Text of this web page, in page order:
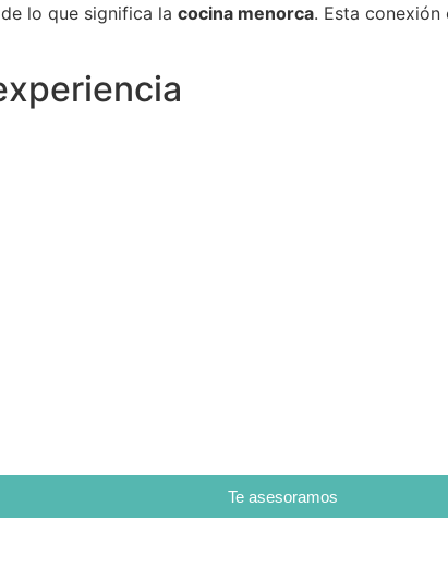
lo que significa la cocina menorca. Esta
Te asesoramos